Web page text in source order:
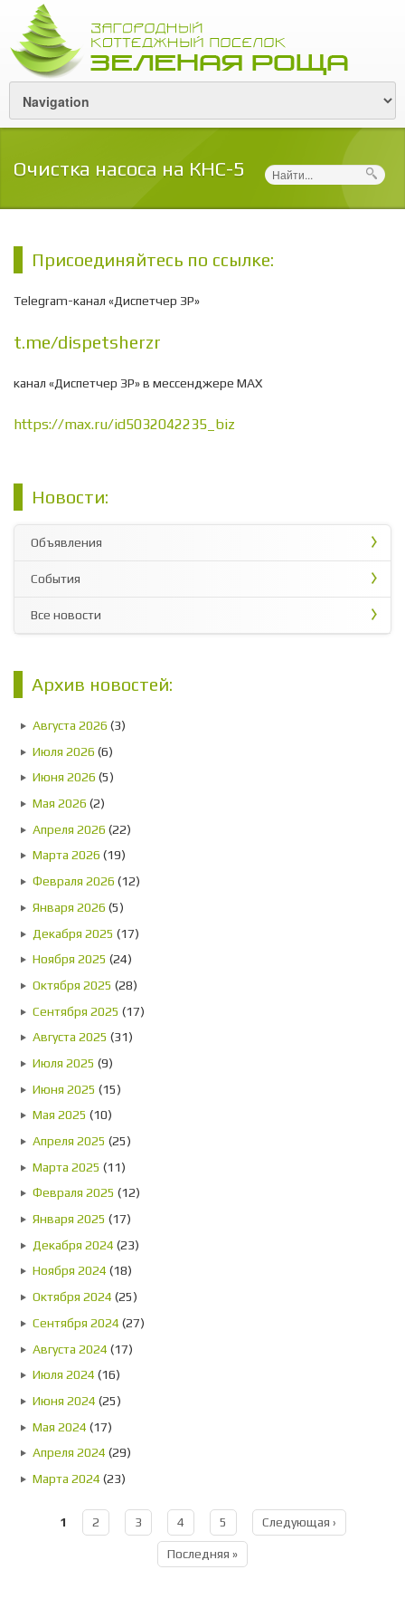
Очистка насоса на КНС-5 Поиск
Присоединяйтесь по ссылке:
Telegram-канал «Диспетчер ЗР»
t.me/dispetsherzr
канал «Диспетчер ЗР» в мессенджере МАХ
https://max.ru/id5032042235_biz
Новости:
Объявления
События
Все новости
Архив новостей:
Августа 2026 (3)
Июля 2026 (6)
Июня 2026 (5)
Мая 2026 (2)
Апреля 2026 (22)
Марта 2026 (19)
Февраля 2026 (12)
Января 2026 (5)
Декабря 2025 (17)
Ноября 2025 (24)
Октября 2025 (28)
Сентября 2025 (17)
Августа 2025 (31)
Июля 2025 (9)
Июня 2025 (15)
Мая 2025 (10)
Апреля 2025 (25)
Марта 2025 (11)
Февраля 2025 (12)
Января 2025 (17)
Декабря 2024 (23)
Ноября 2024 (18)
Октября 2024 (25)
Сентября 2024 (27)
Августа 2024 (17)
Июля 2024 (16)
Июня 2024 (25)
Мая 2024 (17)
Апреля 2024 (29)
Марта 2024 (23)
Страницы
1 2 3 4 5 Следующая ›
Последняя »